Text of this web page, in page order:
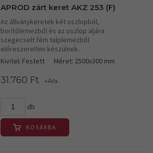
APROD zárt keret AKZ 253 (F)
Az állványkeretek két oszlopból,
borítólemezből és az oszlop aljára
szegecselt fém talplemezből
előreszerelten készülnek.
Kivitel: Festett
Méret: 2500x300 mm
31.760 Ft +Áfa
db
KOSÁRBA